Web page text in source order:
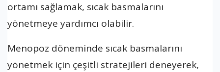
ortamı sağlamak, sıcak basmalarını
yönetmeye yardımcı olabilir.
Menopoz döneminde sıcak basmalarını
yönetmek için çeşitli stratejileri deneyerek,